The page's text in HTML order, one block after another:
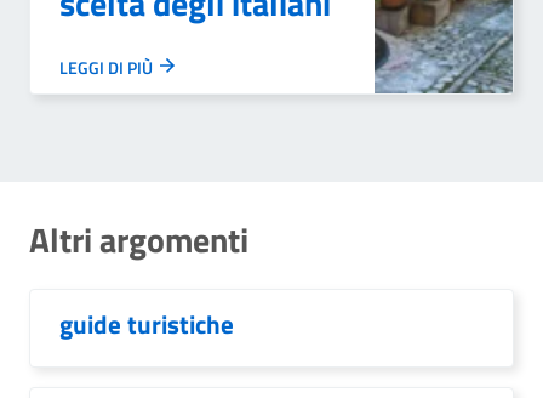
LEGGI DI PIÙ
Altri argomenti
guide turistiche